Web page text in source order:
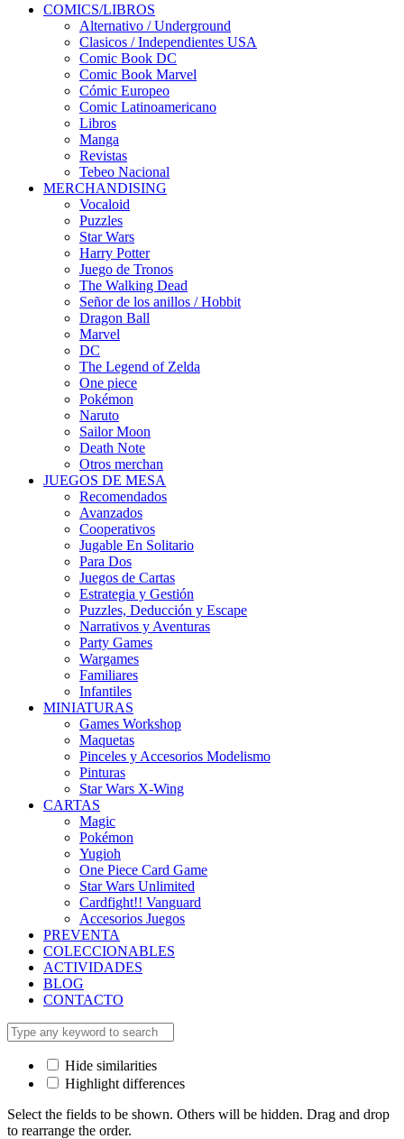
COMICS/LIBROS
Alternativo / Underground
Clasicos / Independientes USA
Comic Book DC
Comic Book Marvel
Cómic Europeo
Comic Latinoamericano
Libros
Manga
Revistas
Tebeo Nacional
MERCHANDISING
Vocaloid
Puzzles
Star Wars
Harry Potter
Juego de Tronos
The Walking Dead
Señor de los anillos / Hobbit
Dragon Ball
Marvel
DC
The Legend of Zelda
One piece
Pokémon
Naruto
Sailor Moon
Death Note
Otros merchan
JUEGOS DE MESA
Recomendados
Avanzados
Cooperativos
Jugable En Solitario
Para Dos
Juegos de Cartas
Estrategia y Gestión
Puzzles, Deducción y Escape
Narrativos y Aventuras
Party Games
Wargames
Familiares
Infantiles
MINIATURAS
Games Workshop
Maquetas
Pinceles y Accesorios Modelismo
Pinturas
Star Wars X-Wing
CARTAS
Magic
Pokémon
Yugioh
One Piece Card Game
Star Wars Unlimited
Cardfight!! Vanguard
Accesorios Juegos
PREVENTA
COLECCIONABLES
ACTIVIDADES
BLOG
CONTACTO
Hide similarities
Highlight differences
Select the fields to be shown. Others will be hidden. Drag and drop
to rearrange the order.